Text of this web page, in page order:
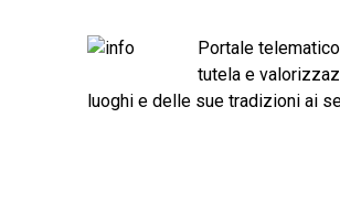
Portale telematico
tutela e
luoghi e delle sue tradizioni ai